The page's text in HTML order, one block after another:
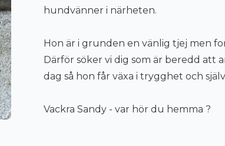
hundvänner i närheten.
Hon är i grunden en vänlig tjej men
Därför söker vi dig som är beredd att
dag så hon får växa i trygghet och
Vackra Sandy - var hör du hemma ?